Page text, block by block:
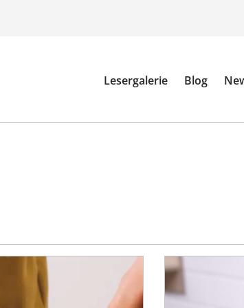
Lesergalerie Blog